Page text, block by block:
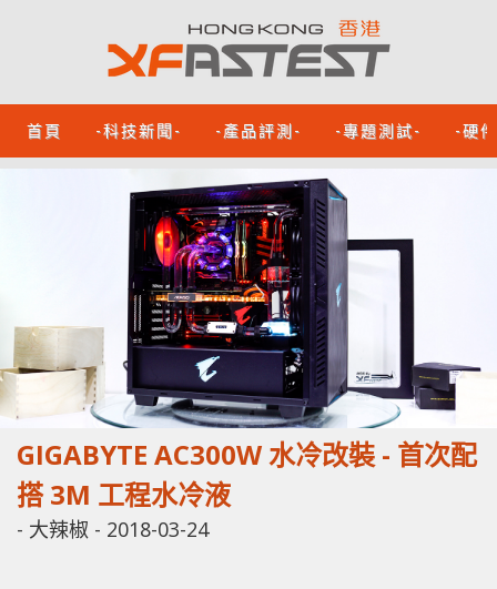
首頁 -科技新聞- -產品評測- -專題測試- -硬
GIGABYTE AC300W 水冷改裝 - 首次配
搭 3M 工程水冷液
- 大辣椒 - 2018-03-24